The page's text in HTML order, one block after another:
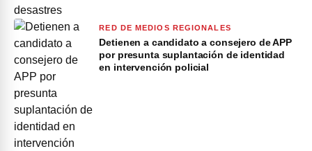
RED DE MEDIOS REGIONALES
Detienen a candidato a consejero de APP
por presunta suplantación de identidad
en intervención policial